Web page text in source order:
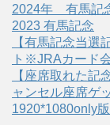
2024年 有馬記
2023 有馬記念
【有馬記念当選
ト※JRAカード
【座席取れた記
ャンセル座席ゲ
1920*1080only版